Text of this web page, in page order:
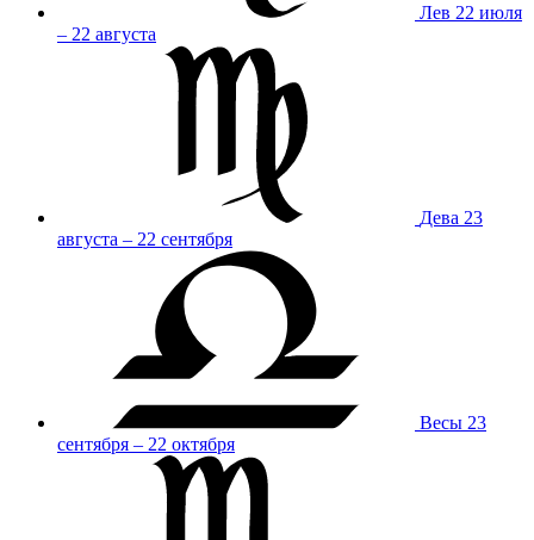
Лев 22 июля
– 22 августа
Дева 23
августа – 22 сентября
Весы 23
сентября – 22 октября